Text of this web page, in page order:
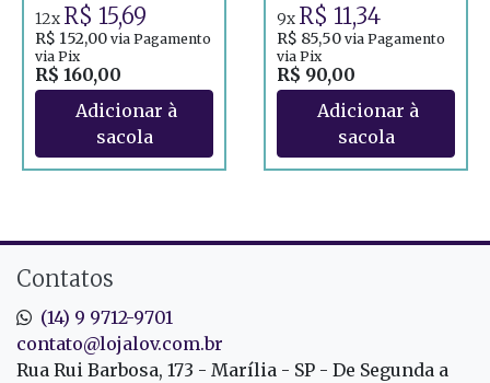
R$ 160,00
12x R$ 15,69
R$ 152,00 via Pagamento
via Pix
R$ 90,00
9x R$ 11,34
R$ 85,50 via Pagamento
via Pix
Contatos
(14) 9 9712-9701
contato@lojalov.com.br
Rua Rui Barbosa, 173 - Marília - SP - De Segunda a